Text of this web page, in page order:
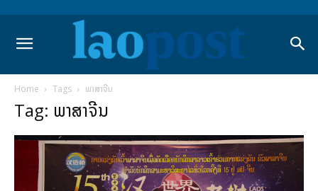
Home Tags ພາສາຈີນ
Tag: ພາສາຈີນ